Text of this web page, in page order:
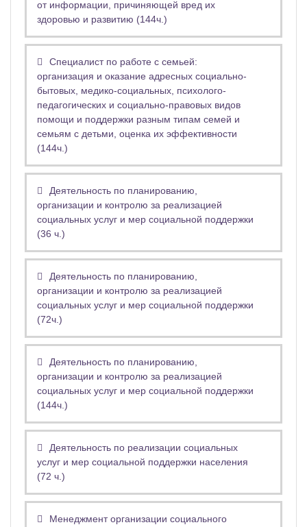
от информации, причиняющей вред их
здоровью и развитию (144ч.)
Специалист по работе с семьей:
организация и оказание адресных социально-
бытовых, медико-социальных, психолого-
педагогических и социально-правовых видов
помощи и поддержки разным типам семей и
семьям с детьми, оценка их эффективности
(144ч.)
Деятельность по планированию,
организации и контролю за реализацией
социальных услуг и мер социальной поддержки
(36 ч.)
Деятельность по планированию,
организации и контролю за реализацией
социальных услуг и мер социальной поддержки
(72ч.)
Деятельность по планированию,
организации и контролю за реализацией
социальных услуг и мер социальной поддержки
(144ч.)
Деятельность по реализации социальных
услуг и мер социальной поддержки населения
(72 ч.)
Менеджмент организации социального